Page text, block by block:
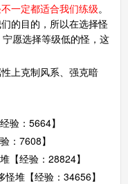
一定都适合我们练级。
的目的，所以在选择怪
愿选择等级低的怪，这
上克制风系、强克暗
：5664】
7608】
经验：28824】
堆【经验：34656】